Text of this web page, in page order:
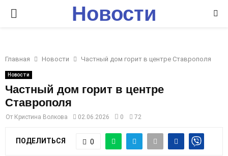
P
I
M
A
Новости
Главная Новости Частный дом горит в центре Ставрополя
Новости
Частный дом горит в центре
Ставрополя
От Кристина Волкова 02.06.2026 0 72
ПОДЕЛИТЬСЯ 0